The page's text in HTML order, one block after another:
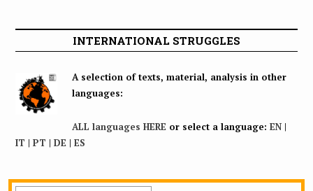
INTERNATIONAL STRUGGLES
A selection of texts, material, analysis in other
languages:
ALL languages HEREor select a language: EN|
IT | PT | DE | ES